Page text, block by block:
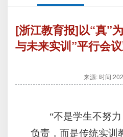
[浙江教育报]以“真”
与未来实训”平行会
来源:时间
“不是学生不努
负责，而是传统实训